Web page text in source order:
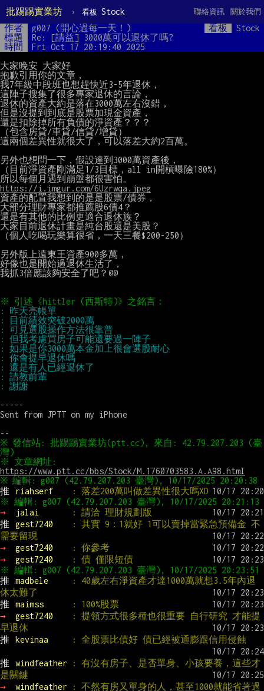
批踢踢實業坊 › 看板 Stock 關於我們
聯絡資訊
作者 g007 (開心過每一天！) 看板
Stock
標題
Re: [請益] 3000萬可以退休了嗎?
時間
Fri Oct 17 20:19:40 2025
大家晚安 大家好
抱歉引用你的文章，
我7年級中段班也想趕快近3-5年退休，
這陣子搜集了很多專家退休的言論，
退休的資產大約是落在3000萬左右沒錯，
但是沒提到到底是股票加現金資產，
還是扣除掉所有負債的淨資產？？？
（包含房貸/車貸/信貸/增貸）
這兩個差異性就很大了，可以落差大約2百萬。
另外也想問一下，假設達到3000萬資產後，
（目前淨資產剛滿足1/3目標，all in開槓曝險180%）
https://i.imgur.com/6Uzrwqa.jpeg
資產的配置我想到的是是股票/債券，
大部分理財專家都推薦股6債4？
還是有其他的比例更適合退休族？
大家目前退休計畫是純台股還是美股？
（個人吃喝玩樂算很省，一天三餐$200-250）
另外版上遠東王資產900多萬，
好像也是開始過退休生活了，
我抓3倍應該夠安全了吧？@@
-----
Sent from JPTT on my iPhone
※ 發信站: 批踢踢實業坊(ptt.cc), 來自: 42.79.207.203 (臺
https://www.ptt.cc/bbs/Stock/M.1760703583.A.A98.html
推
riahserf
: 落差200萬叫做差異性很大嗎XD
→
jalai
: 請洽 理財規劃版
推
gest7240
: 其實 9：1就好 1可以賣掉當緊急預備金 不
需要留現
→
gest7240
: 你參考
→
gest7240
: 債 僅限短債
推
madbele
: 40歲左右淨資產才達1000萬就想3.5年內退
休太難了
推
maimss
: 100%股票
→
gest7240
: 提領方式很多種也很重要 自行研究 才能提
早退休
推
kevinaa : 全股票比債好 債已經被通膨跟信用侵蝕
推 windfeather
: 有沒有房子、是否單身、小孩要養，這些才
是關鍵
→
windfeather
: 不然有房又單身的人，甚至1000就能省著過